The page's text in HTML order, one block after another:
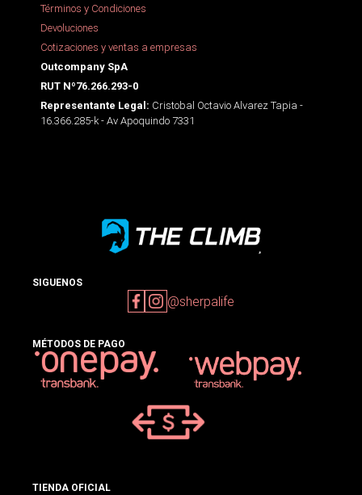
Términos y Condiciones
Devoluciones
Cotizaciones y ventas a empresas
Outcompany SpA
RUT Nº76.266.293-0
Representante Legal: Cristobal Octavio Alvarez Tapia -
16.366.285-k - Av Apoquindo 7331
SIGUENOS
@sherpalife
MÉTODOS DE PAGO
TIENDA OFICIAL